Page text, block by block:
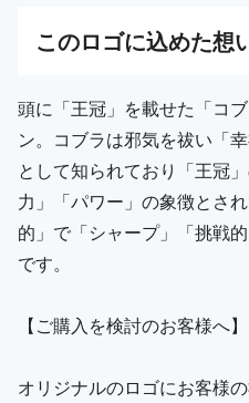
このロゴに込めた想
頭に「王冠」を載せた「コ
ン。コブラは邪気を祓い「
として知られており「王冠
力」「パワー」の象徴とさ
的」で「シャープ」「挑戦
です。
【ご購入を検討のお客様へ】
オリジナルのロゴにお客様